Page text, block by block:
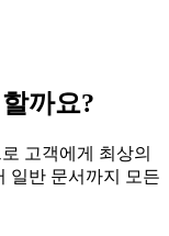
까요?
고객에게 최상의
일반 문서까지 모든